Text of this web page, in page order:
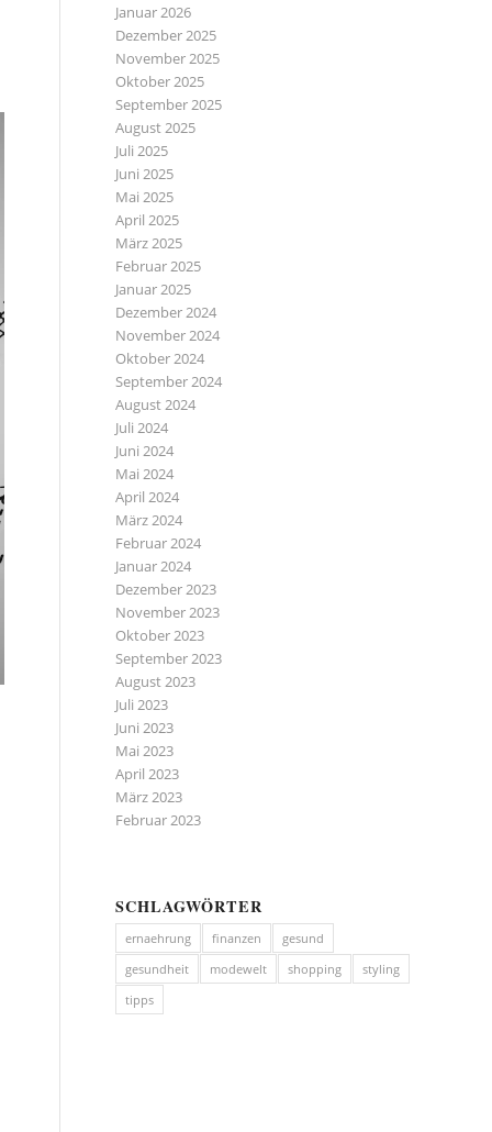
Januar 2026
Dezember 2025
November 2025
Oktober 2025
September 2025
August 2025
Juli 2025
Juni 2025
Mai 2025
April 2025
März 2025
Februar 2025
Januar 2025
Dezember 2024
November 2024
Oktober 2024
September 2024
August 2024
Juli 2024
Juni 2024
Mai 2024
April 2024
März 2024
Februar 2024
Januar 2024
Dezember 2023
November 2023
Oktober 2023
September 2023
August 2023
Juli 2023
Juni 2023
Mai 2023
April 2023
März 2023
Februar 2023
SCHLAGWÖRTER
ernaehrung finanzen
gesund
gesundheit
modewelt shopping
styling
tipps